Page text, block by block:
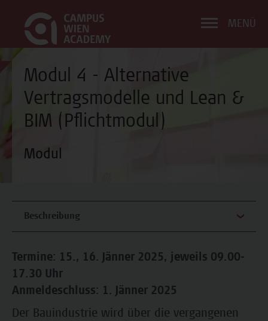
MENÜ
Modul 4 - Alternative
Vertragsmodelle und Lean &
BIM (Pflichtmodul)
Modul
Beschreibung
Termine: 15., 16. Jänner 2025, jeweils 09.00-
17.30 Uhr
Anmeldeschluss: 1. Jänner 2025
Der Bauindustrie wird über die vergangenen